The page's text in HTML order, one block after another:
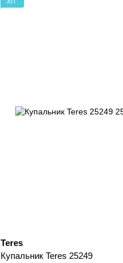
Teres
Купальник Teres 25249